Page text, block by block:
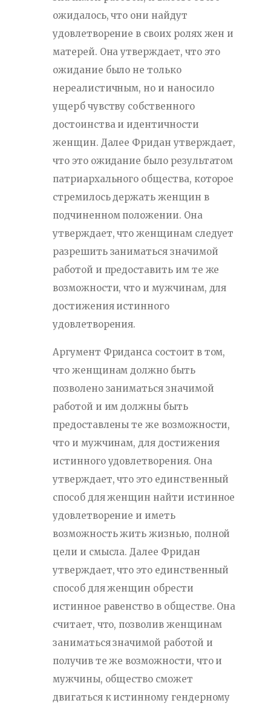
ожидалось, что они найдут
удовлетворение в своих ролях жен и
матерей. Она утверждает, что это
ожидание было не только
нереалистичным, но и наносило
ущерб чувству собственного
достоинства и идентичности
женщин. Далее Фридан утверждает,
что это ожидание было результатом
патриархального общества, которое
стремилось держать женщин в
подчиненном положении. Она
утверждает, что женщинам следует
разрешить заниматься значимой
работой и предоставить им те же
возможности, что и мужчинам, для
достижения истинного
удовлетворения.
Аргумент Фриданса состоит в том,
что женщинам должно быть
позволено заниматься значимой
работой и им должны быть
предоставлены те же возможности,
что и мужчинам, для достижения
истинного удовлетворения. Она
утверждает, что это единственный
способ для женщин найти истинное
удовлетворение и иметь
возможность жить жизнью, полной
цели и смысла. Далее Фридан
утверждает, что это единственный
способ для женщин обрести
истинное равенство в обществе. Она
считает, что, позволив женщинам
заниматься значимой работой и
получив те же возможности, что и
мужчины, общество сможет
двигаться к истинному гендерному